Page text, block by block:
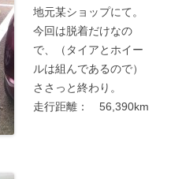
地元某ショップにて。
今回は脱着だけなの
で、（タイアとホイー
ルは組んであるので）
ささっと終わり。
走行距離： 56,390km